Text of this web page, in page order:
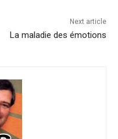
Next article
La maladie des émotions